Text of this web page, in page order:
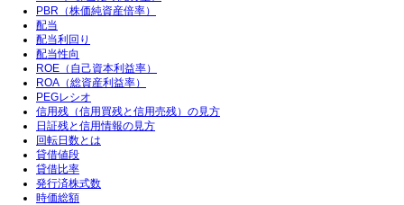
PBR（株価純資産倍率）
配当
配当利回り
配当性向
ROE（自己資本利益率）
ROA（総資産利益率）
PEGレシオ
信用残（信用買残と信用売残）の見方
日証残と信用情報の見方
回転日数とは
貸借値段
貸借比率
発行済株式数
時価総額